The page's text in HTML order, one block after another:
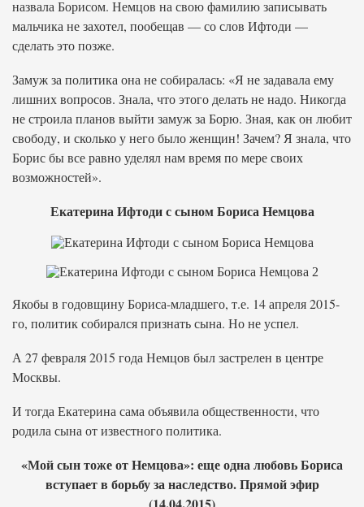
назвала Борисом. Немцов на свою фамилию записывать
мальчика не захотел, пообещав — со слов Ифтоди —
сделать это позже.
Замуж за политика она не собиралась: «Я не задавала ему
лишних вопросов. Знала, что этого делать не надо. Никогда
не строила планов выйти замуж за Борю. Зная, как он любит
свободу, и сколько у него было женщин! Зачем? Я знала, что
Борис бы все равно уделял нам время по мере своих
возможностей».
Екатерина Ифтоди с сыном Бориса Немцова
Якобы в годовщину Бориса-младшего, т.е. 14 апреля 2015-
го, политик собирался признать сына. Но не успел.
А 27 февраля 2015 года Немцов был застрелен в центре
Москвы.
И тогда Екатерина сама объявила общественности, что
родила сына от известного политика.
«Мой сын тоже от Немцова»: еще одна любовь Бориса
вступает в борьбу за наследство. Прямой эфир